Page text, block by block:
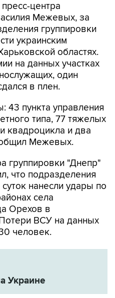
центра
Межевых, за
группировки
украинским
областях.
на данных участках
один
в плен.
43 пункта управления
типа, 77 тяжелых
квадроцикла и два
Межевых.
группировки "Днепр"
что подразделения
нанесли удары по
села
Орехов в
ВСУ на данных
человек.
Украине